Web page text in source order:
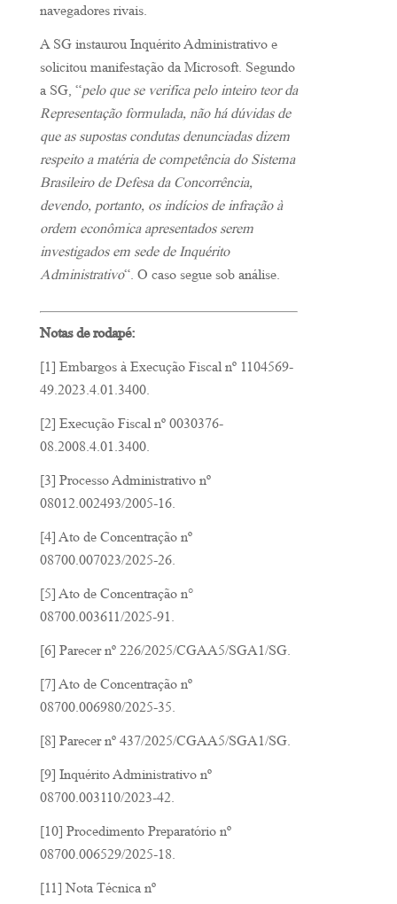
navegadores rivais.
A SG instaurou Inquérito Administrativo e
solicitou manifestação da Microsoft. Segundo
a SG, “pelo que se verifica pelo inteiro teor da
Representação formulada, não há dúvidas de
que as supostas condutas denunciadas dizem
respeito a matéria de competência do Sistema
Brasileiro de Defesa da Concorrência,
devendo, portanto, os indícios de infração à
ordem econômica apresentados serem
investigados em sede de Inquérito
Administrativo“. O caso segue sob análise.
Notas de rodapé:
[1] Embargos à Execução Fiscal nº 1104569-
49.2023.4.01.3400.
[2] Execução Fiscal nº 0030376-
08.2008.4.01.3400.
[3] Processo Administrativo nº
08012.002493/2005-16.
[4] Ato de Concentração nº
08700.007023/2025-26.
[5] Ato de Concentração n°
08700.003611/2025-91.
[6] Parecer nº 226/2025/CGAA5/SGA1/SG.
[7] Ato de Concentração nº
08700.006980/2025-35.
[8] Parecer nº 437/2025/CGAA5/SGA1/SG.
[9] Inquérito Administrativo nº
08700.003110/2023-42.
[10] Procedimento Preparatório nº
08700.006529/2025-18.
[11] Nota Técnica nº